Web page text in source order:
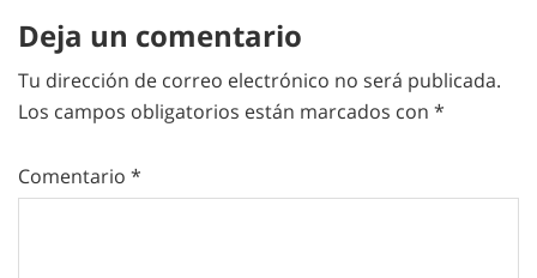
Deja un comentario
Tu dirección de correo electrónico no será publicada.
Los campos obligatorios están marcados con *
Comentario *